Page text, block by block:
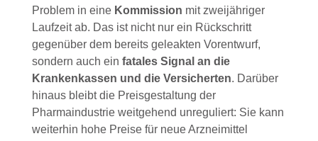
Problem in eine Kommission mit zweijähriger
Laufzeit ab. Das ist nicht nur ein Rückschritt
gegenüber dem bereits geleakten Vorentwurf,
sondern auch ein fatales Signal an die
Krankenkassen und die Versicherten. Darüber
hinaus bleibt die Preisgestaltung der
Pharmaindustrie weitgehend unreguliert: Sie kann
weiterhin hohe Preise für neue Arzneimittel